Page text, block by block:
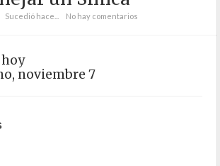
Sucedió hace... No hay comentarios
noviembre 7